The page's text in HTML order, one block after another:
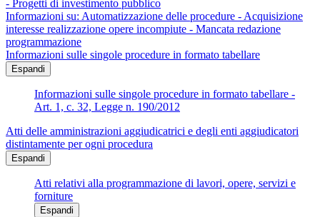
- Progetti di investimento pubblico
Informazioni su: Automatizzazione delle procedure - Acquisizione
interesse realizzazione opere incompiute - Mancata redazione
programmazione
Informazioni sulle singole procedure in formato tabellare
Espandi
Informazioni sulle singole procedure in formato tabellare -
Art. 1, c. 32, Legge n. 190/2012
Atti delle amministrazioni aggiudicatrici e degli enti aggiudicatori
distintamente per ogni procedura
Espandi
Atti relativi alla programmazione di lavori, opere, servizi e
forniture
Espandi